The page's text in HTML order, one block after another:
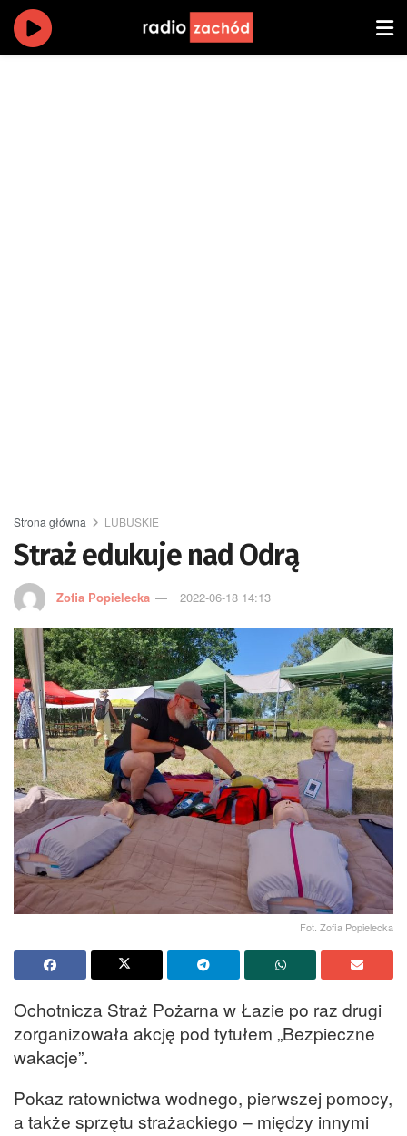
Strona główna LUBUSKIE
Straż edukuje nad Odrą
Zofia Popielecka 2022-06-18 14:13
Fot. Zofia Popielecka
Ochotnicza Straż Pożarna w Łazie po raz drugi
zorganizowała akcję pod tytułem „Bezpieczne
wakacje”.
Pokaz ratownictwa wodnego, pierwszej pomocy,
a także sprzętu strażackiego – między innymi